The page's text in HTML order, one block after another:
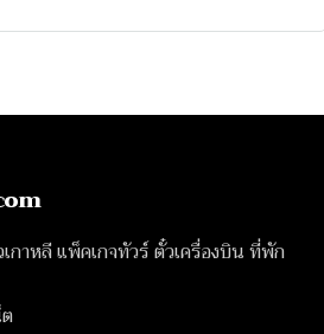
กาหลี แพ็คเกจทัวร์ ตั๋วเครื่องบิน ที่พัก